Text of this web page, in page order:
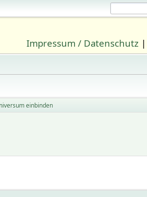
Impressum / Datenschutz |
einbinden